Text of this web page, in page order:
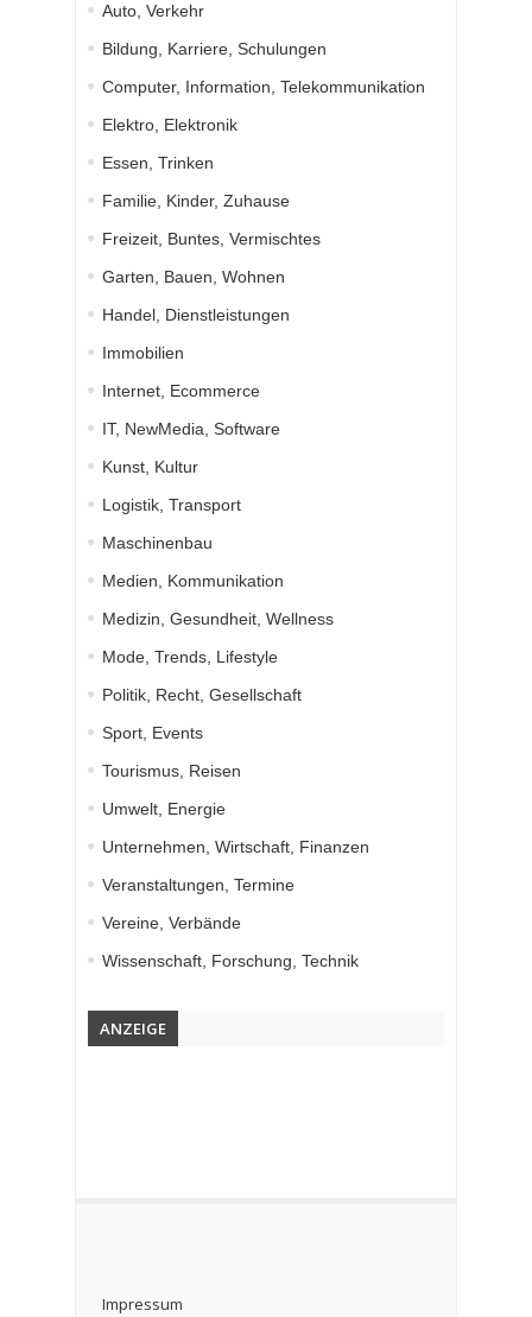
Auto, Verkehr
Bildung, Karriere, Schulungen
Computer, Information, Telekommunikation
Elektro, Elektronik
Essen, Trinken
Familie, Kinder, Zuhause
Freizeit, Buntes, Vermischtes
Garten, Bauen, Wohnen
Handel, Dienstleistungen
Immobilien
Internet, Ecommerce
IT, NewMedia, Software
Kunst, Kultur
Logistik, Transport
Maschinenbau
Medien, Kommunikation
Medizin, Gesundheit, Wellness
Mode, Trends, Lifestyle
Politik, Recht, Gesellschaft
Sport, Events
Tourismus, Reisen
Umwelt, Energie
Unternehmen, Wirtschaft, Finanzen
Veranstaltungen, Termine
Vereine, Verbände
Wissenschaft, Forschung, Technik
ANZEIGE
Impressum